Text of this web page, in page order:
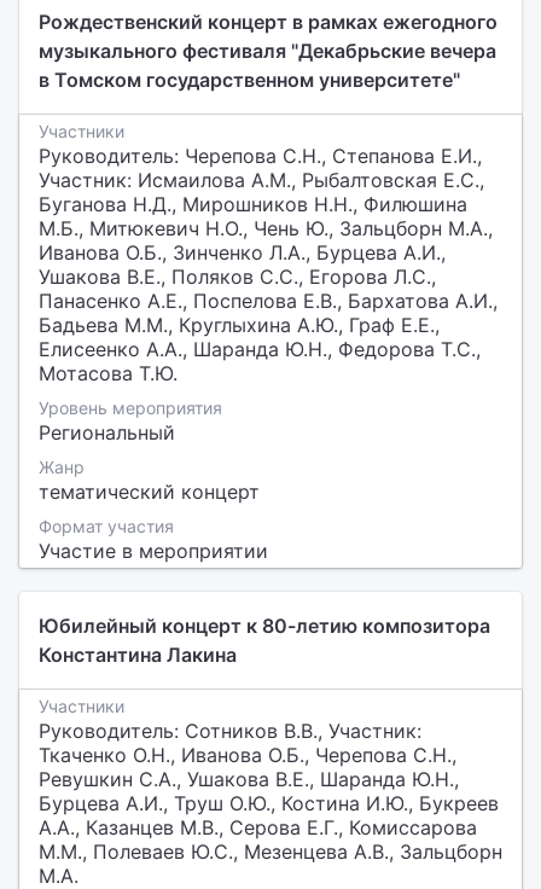
Рождественский концерт в рамках ежегодного
музыкального фестиваля "Декабрьские вечера
в Томском государственном университете"
Участники
Руководитель: Черепова С.Н., Степанова Е.И.,
Участник: Исмаилова А.М., Рыбалтовская Е.С.,
Буганова Н.Д., Мирошников Н.Н., Филюшина
М.Б., Митюкевич Н.О., Чень Ю., Зальцборн М.А.,
Иванова О.Б., Зинченко Л.А., Бурцева А.И.,
Ушакова В.Е., Поляков С.С., Егорова Л.С.,
Панасенко А.Е., Поспелова Е.В., Бархатова А.И.,
Бадьева М.М., Круглыхина А.Ю., Граф Е.Е.,
Елисеенко А.А., Шаранда Ю.Н., Федорова Т.С.,
Мотасова Т.Ю.
Уровень мероприятия
Региональный
Жанр
тематический концерт
Формат участия
Участие в мероприятии
Юбилейный концерт к 80-летию композитора
Константина Лакина
Участники
Руководитель: Сотников В.В., Участник:
Ткаченко О.Н., Иванова О.Б., Черепова С.Н.,
Ревушкин С.А., Ушакова В.Е., Шаранда Ю.Н.,
Бурцева А.И., Труш О.Ю., Костина И.Ю., Букреев
А.А., Казанцев М.В., Серова Е.Г., Комиссарова
М.М., Полеваев Ю.С., Мезенцева А.В., Зальцборн
М.А.